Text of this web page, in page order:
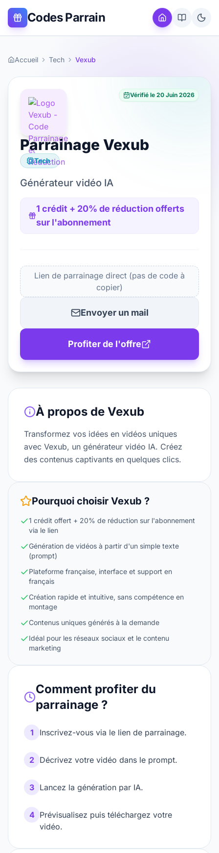
Codes Parrain
Accueil Tech Vexub
Vérifié le 20 Juin 2026
Parrainage Vexub
Tech
Générateur vidéo IA
1 crédit + 20% de réduction offerts
sur l'abonnement
Lien de parrainage direct (pas de code à
copier)
Envoyer un mail
Profiter de l'offre
À propos de Vexub
Transformez vos idées en vidéos uniques
avec Vexub, un générateur vidéo IA. Créez
des contenus captivants en quelques clics.
Comment profiter du
parrainage ?
1 Inscrivez-vous via le lien de parrainage.
2 Décrivez votre vidéo dans le prompt.
3 Lancez la génération par IA.
4 Prévisualisez puis téléchargez votre
vidéo.
Pourquoi choisir Vexub ?
1 crédit offert + 20% de réduction sur l'abonnement
via le lien
Génération de vidéos à partir d'un simple texte
(prompt)
Plateforme française, interface et support en
français
Création rapide et intuitive, sans compétence en
montage
Contenus uniques générés à la demande
Idéal pour les réseaux sociaux et le contenu
marketing